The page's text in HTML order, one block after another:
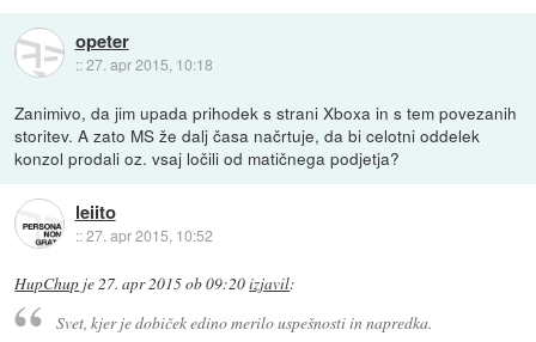
opeter
::27. apr 2015, 10:18
Zanimivo, da jim upada prihodek s strani Xboxa in s tem povezanih
storitev. A zato MS že dalj časa načrtuje, da bi celotni oddelek
konzol prodali oz. vsaj ločili od matičnega podjetja?
leiito
::27. apr 2015, 10:52
HupChup je 27. apr 2015 ob 09:20izjavil:
Svet, kjer je dobiček edino merilo uspešnosti in napredka.